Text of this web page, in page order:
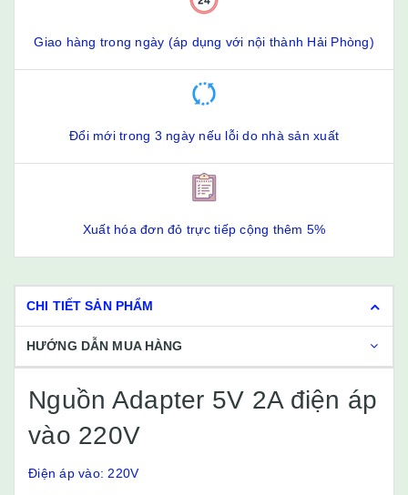
Giao hàng trong ngày (áp dụng với nội thành Hải Phòng)
Đổi mới trong 3 ngày nếu lỗi do nhà sản xuất
Xuất hóa đơn đỏ trực tiếp cộng thêm 5%
CHI TIẾT SẢN PHẨM
HƯỚNG DẪN MUA HÀNG
Nguồn Adapter 5V 2A điện áp
vào 220V
Điện áp vào: 220V